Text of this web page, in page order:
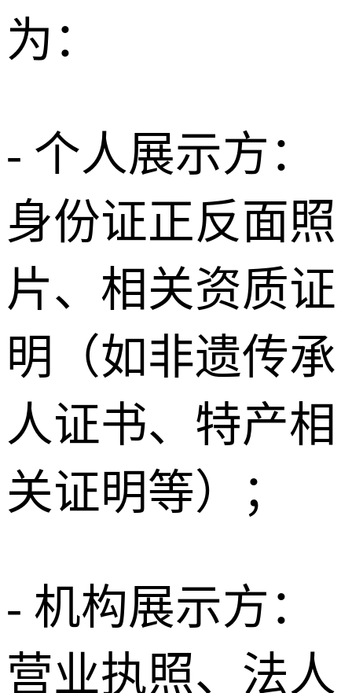
为：
- 个人展示方：
身份证正反面照
片、相关资质证
明（如非遗传承
人证书、特产相
关证明等）；
- 机构展示方：
营业执照、法人